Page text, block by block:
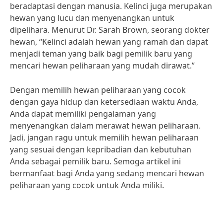
beradaptasi dengan manusia. Kelinci juga merupakan
hewan yang lucu dan menyenangkan untuk
dipelihara. Menurut Dr. Sarah Brown, seorang dokter
hewan, “Kelinci adalah hewan yang ramah dan dapat
menjadi teman yang baik bagi pemilik baru yang
mencari hewan peliharaan yang mudah dirawat.”
Dengan memilih hewan peliharaan yang cocok
dengan gaya hidup dan ketersediaan waktu Anda,
Anda dapat memiliki pengalaman yang
menyenangkan dalam merawat hewan peliharaan.
Jadi, jangan ragu untuk memilih hewan peliharaan
yang sesuai dengan kepribadian dan kebutuhan
Anda sebagai pemilik baru. Semoga artikel ini
bermanfaat bagi Anda yang sedang mencari hewan
peliharaan yang cocok untuk Anda miliki.